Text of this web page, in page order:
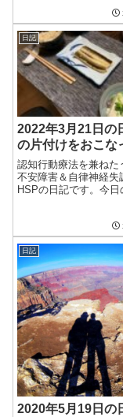
ところ晴天が続いてい
では気分がいい。気温
なく暑くもなく、この
っと続けばいいのにと
日は自律神経の調...
日記
2022年3月21日
の片付けをおこな
認知行動療法を兼ねた
不安障害＆自律神経失
HSPの日記です。今日
明日は雪予報なのだけ
だろうか？東京は3月
ら雪が良く降る気がす
は春分の日とい...
日記
2020年5月19日